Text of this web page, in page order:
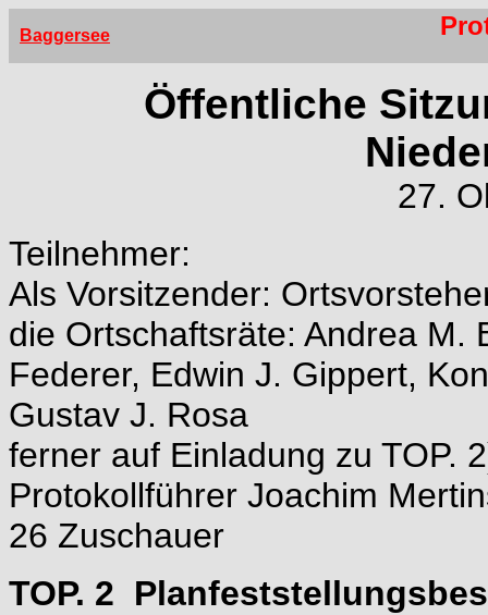
Baggersee
Öffentliche
27.
Teilnehmer:
Als Vorsitzender:
die Ortschaftsräte: Andrea M.
Federer, Edwin J. Gippert,
Gustav J. Rosa
ferner auf Einladung zu TOP.
Protokollführer Joachim
26 Zuschauer
TOP. 2